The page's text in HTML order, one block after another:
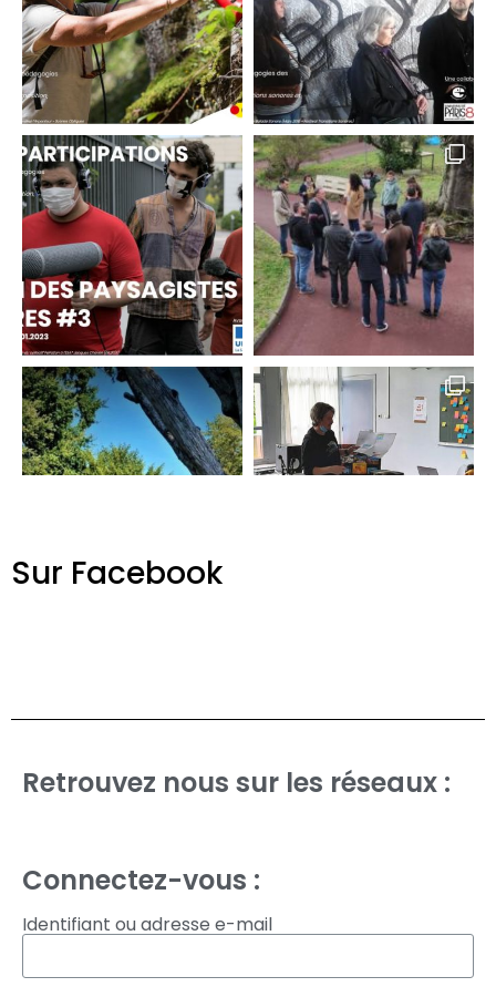
Sur Facebook
Retrouvez nous sur les réseaux :
Connectez-vous :
Identifiant ou adresse e-mail